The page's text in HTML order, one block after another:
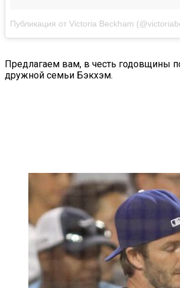
Публикация от Victoria Beckham
Предлагаем вам, в честь годовщины
дружной семьи Бэкхэм.